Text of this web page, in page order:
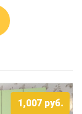
1,007 руб.